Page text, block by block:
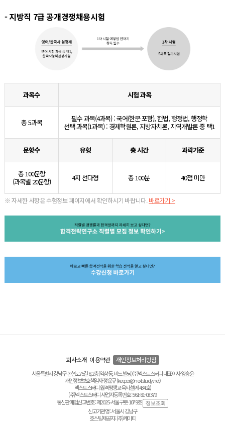
- 지방직 7급 공개경쟁채용시험
과목수 시험 과목
총 5과목
필수 과목(4과목) : 국어(한문 포함), 헌법, 행정법, 행정학
선택 과목(1과목) : 경제학원론, 지방자치론, 지역개발론 중 택1
문항수 유형 총 시간 과락기준
총 100문항
(과목별 20문항)
4지 선다형 총 100분 40점 미만
※ 자세한 사항은 수험정보 페이지에서 확인하시기 바랍니다. 바로가기 >
회사소개 이용약관 개인정보처리방침
서울특별시 강남구 논현로75길 8, 2층(역삼동, 비드 빌딩) ㈜넥스트스터디 대표이사 양승윤
개인정보보호책임자 정운규 (keeper@nextstudy.net)
넥스트스터디 원격평생교육시설(제434호)
(주)넥스트스터디 사업자등록번호 : 561-81-03379
통신판매업신고번호 : 제2025-서울구로-1079호
신고기관명 : 서울시 강남구
호스팅제공자 : (주)케이티